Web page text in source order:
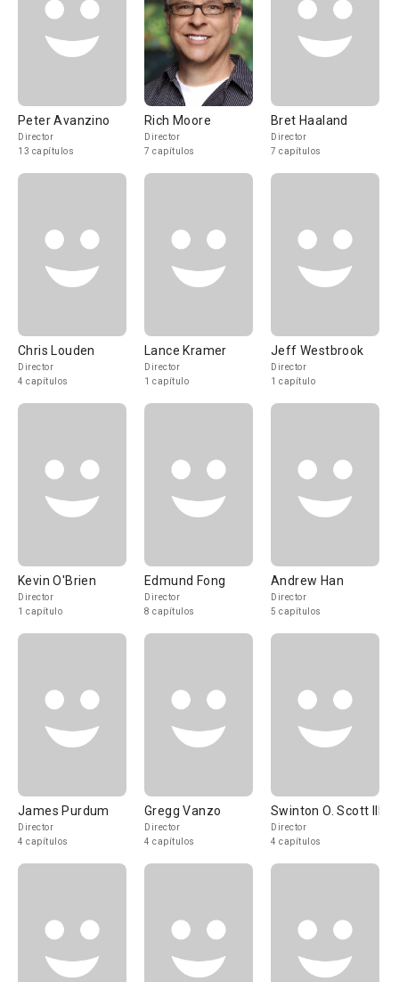
Peter Avanzino
Director
13 capítulos
Rich Moore
Director
7 capítulos
Bret Haaland
Director
7 capítulos
Chris Louden
Director
4 capítulos
Lance Kramer
Director
1 capítulo
Jeff Westbrook
Director
1 capítulo
Kevin O'Brien
Director
1 capítulo
Edmund Fong
Director
8 capítulos
Andrew Han
Director
5 capítulos
James Purdum
Director
4 capítulos
Gregg Vanzo
Director
4 capítulos
Swinton O. Scott III
Director
4 capítulos